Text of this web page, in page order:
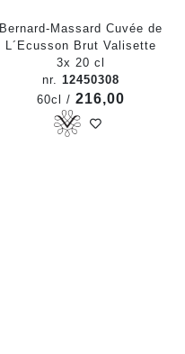
Bernard-Massard Cuvée de
L´Ecusson Brut Valisette
3x 20 cl
nr. 12450308
60cl / 216,00